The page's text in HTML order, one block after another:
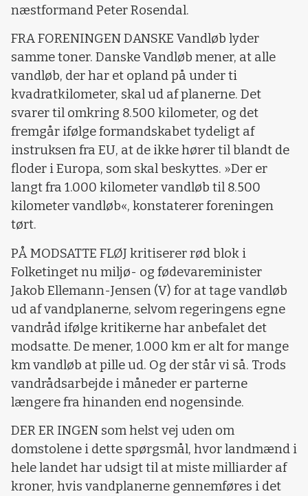
næstformand Peter Rosendal.
FRA FORENINGEN DANSKE Vandløb lyder
samme toner. Danske Vandløb mener, at alle
vandløb, der har et opland på under ti
kvadratkilometer, skal ud af planerne. Det
svarer til omkring 8.500 kilometer, og det
fremgår ifølge formandskabet tydeligt af
instruksen fra EU, at de ikke hører til blandt de
floder i Europa, som skal beskyttes. »Der er
langt fra 1.000 kilometer vandløb til 8.500
kilometer vandløb«, konstaterer foreningen
tørt.
PÅ MODSATTE FLØJ kritiserer rød blok i
Folketinget nu miljø- og fødevareminister
Jakob Ellemann-Jensen (V) for at tage vandløb
ud af vandplanerne, selvom regeringens egne
vandråd ifølge kritikerne har anbefalet det
modsatte. De mener, 1.000 km er alt for mange
km vandløb at pille ud. Og der står vi så. Trods
vandrådsarbejde i måneder er parterne
længere fra hinanden end nogensinde.
DER ER INGEN som helst vej uden om
domstolene i dette spørgsmål, hvor landmænd i
hele landet har udsigt til at miste milliarder af
kroner, hvis vandplanerne gennemføres i det